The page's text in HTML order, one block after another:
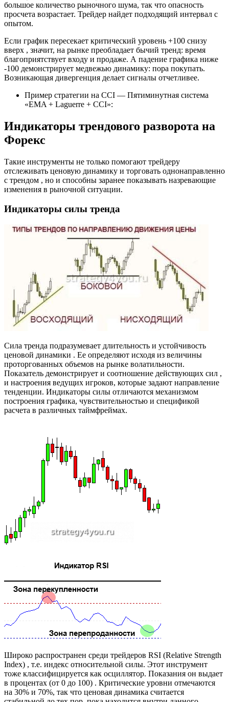
большое количество рыночного шума, так что опасность
просчета возрастает. Трейдер найдет подходящий интервал с
опытом.
Если график пересекает критический уровень +100 снизу
вверх , значит, на рынке преобладает бычий тренд: время
благоприятствует входу и продаже. А падение графика ниже
-100 демонстрирует медвежью динамику: пора покупать.
Возникающая дивергенция делает сигналы отчетливее.
Пример стратегии на CCI — Пятиминутная система
«EMA + Laguerre + CCI»:
Индикаторы трендового разворота на
Форекс
Такие инструменты не только помогают трейдеру
отслеживать ценовую динамику и торговать однонаправленно
с трендом , но и способны заранее показывать назревающие
изменения в рыночной ситуации.
Индикаторы силы тренда
Сила тренда подразумевает длительность и устойчивость
ценовой динамики . Ее определяют исходя из величины
проторгованных объемов на рынке волатильности.
Показатель демонстрирует и соотношение действующих сил ,
и настроения ведущих игроков, которые задают направление
тенденции. Индикаторы силы отличаются механизмом
построения графика, чувствительностью и спецификой
расчета в различных таймфреймах.
Широко распространен среди трейдеров RSI (Relative Strength
Index) , т.е. индекс относительной силы. Этот инструмент
тоже классифицируется как осциллятор. Показания он выдает
в процентах (от 0 до 100) . Критические уровни отмечаются
на 30% и 70%, так что ценовая динамика считается